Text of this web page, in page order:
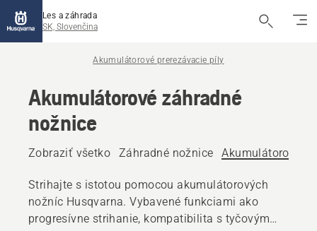
Les a záhrada
SK, Slovenčina
Akumulátorové prerezávacie píly
Akumulátorové záhradné
nožnice
Zobraziť všetko Záhradné nožnice Akumulátorové
Strihajte s istotou pomocou akumulátorových
nožníc Husqvarna. Vybavené funkciami ako
progresívne strihanie, kompatibilita s tyčovým